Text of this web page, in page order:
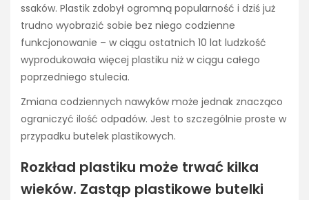
ssaków. Plastik zdobył ogromną popularność i dziś już
trudno wyobrazić sobie bez niego codzienne
funkcjonowanie – w ciągu ostatnich 10 lat ludzkość
wyprodukowała więcej plastiku niż w ciągu całego
poprzedniego stulecia.
Zmiana codziennych nawyków może jednak znacząco
ograniczyć ilość odpadów. Jest to szczególnie proste w
przypadku butelek plastikowych.
Rozkład plastiku może trwać kilka
wieków. Zastąp plastikowe butelki